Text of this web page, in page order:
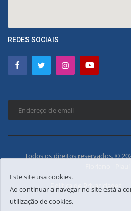
REDES SOCIAIS
Todos os direitos reservados. ©
Política de Privacidades
Este site usa cookies.
Ao continuar a navegar no site está a
utilização de cookies.